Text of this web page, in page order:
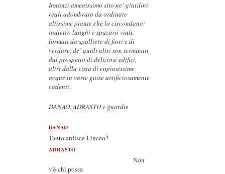
Innanzi amenissimo sito ne’ giardini
reali adombrato da ordinate
altissime piante che lo circondano;
indietro lunghi e spaziosi viali,
formati da spalliere di fiori e di
verdure, de’ quali altri son terminati
dal prospetto di deliziosi edifizi,
altri dalla vista di copiosissime
acque in varie guise artificiosamente
cadenti.
DANAO, ADRASTO e guardie
DANAO
Tanto ardisce Linceo?
ADRASTO
Non
v'è chi possa